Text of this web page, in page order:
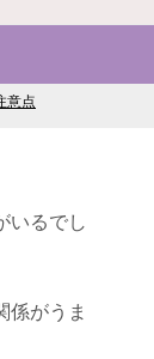
意点
いるでし
係がうま